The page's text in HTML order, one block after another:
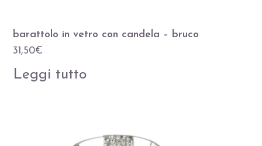
barattolo in vetro con candela – bruco
31,50€
Leggi tutto